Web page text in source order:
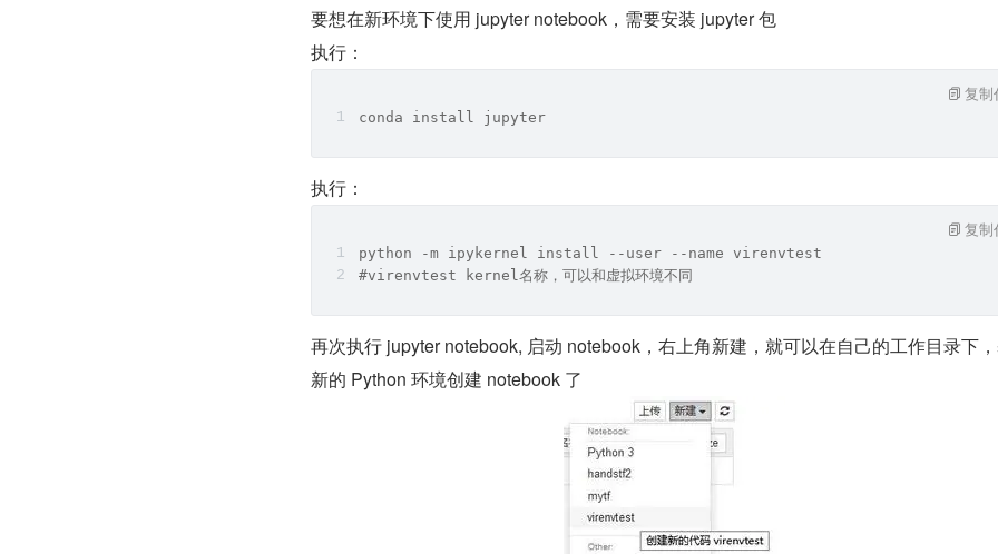
要想在新环境下使用 jupyter notebook，需要安装 jupyter 包
执行：
conda install jupyter
复制
执行：
python -m ipykernel install --user --name virenvtest
#virenvtest kernel名称，可以和虚拟环境不同
复制
再次执行 jupyter notebook, 启动 notebook，右上角新建，就可以在自己的工作目录下
新的 Python 环境创建 notebook 了